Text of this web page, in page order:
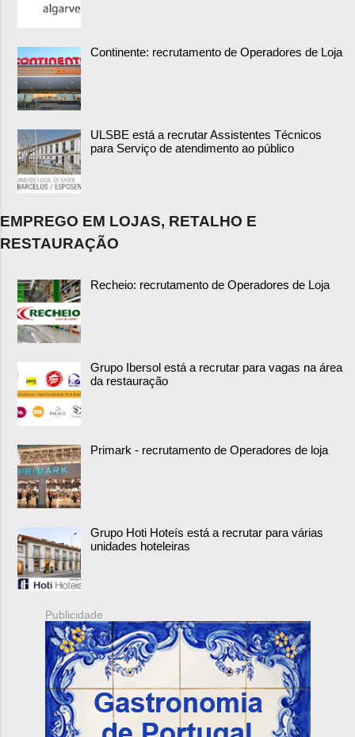
Continente: recrutamento de Operadores de Loja
ULSBE está a recrutar Assistentes Técnicos
para Serviço de atendimento ao público
EMPREGO EM LOJAS, RETALHO E
RESTAURAÇÃO
Recheio: recrutamento de Operadores de Loja
Grupo Ibersol está a recrutar para vagas na área
da restauração
Primark - recrutamento de Operadores de loja
Grupo Hoti Hoteís está a recrutar para várias
unidades hoteleiras
Publicidade